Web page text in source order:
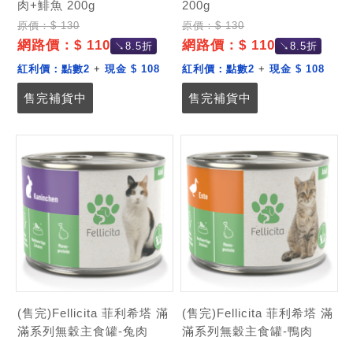
肉+鯡魚 200g
原價：$ 130
網路價：$ 110 ↘8.5折
紅利價： 點數2 + 現金 $ 108
售完補貨中
200g
原價：$ 130
網路價：$ 110 ↘8.5折
紅利價：點數2 +現金 $ 108
售完補貨中
(售完)Fellicita 菲利希塔 滿
滿系列無穀主食罐-兔肉
(售完)Fellicita 菲利希塔 滿
滿系列無穀主食罐-鴨肉